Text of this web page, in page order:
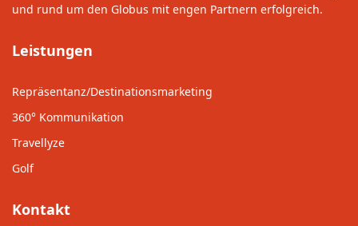
und rund um den Globus mit engen Partnern erfolgreich.
Leistungen
Repräsentanz/Destinationsmarketing
360° Kommunikation
Travellyze
Golf
Kontakt